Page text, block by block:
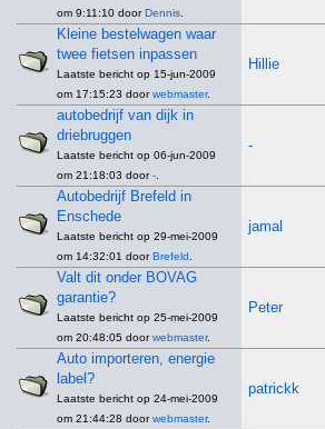
om 9:11:10 doorDennis
Kleine bestelwagen waar
twee fietsen inpassen
Laatste bericht op 15-jun-2009
om 17:15:23 doorwebmaster.
Hillie
autobedrijf van dijk in
driebruggen
Laatste bericht op 06-jun-2009
om 21:18:03 door-
-
Autobedrijf Brefeld in
Enschede
Laatste bericht op 29-mei-2009
om 14:32:01 doorBrefeld
jamal
Valt dit onder BOVAG
garantie?
Laatste bericht op 25-mei-2009
om 20:48:05 doorwebmaster.
Peter
Auto importeren, energie
label?
Laatste bericht op 24-mei-2009
om 21:44:28 doorwebmaster.
patrickk